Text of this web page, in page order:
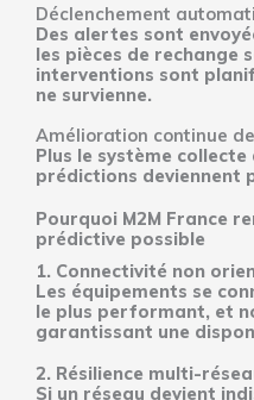
Déclenchement
Des alertes sont
les pièces de rechange
interventions sont
ne survienne.
Amélioration continue
Plus le système collecte
prédictions deviennent
Pourquoi M2M France
prédictive possible
1. Connectivité non
Les équipements se
le plus performant, et
garantissant une
2. Résilience multi-
Si un réseau devient